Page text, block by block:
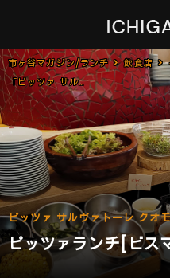
市ヶ谷マガジン/ランチ 飲食店
「ピッツァ サルヴァトーレ クオモ 四谷」で「ビスマルク風(1,210円)」のランチ
ピッツァ サルヴァトーレ クオ
ピッツァランチ[ビス